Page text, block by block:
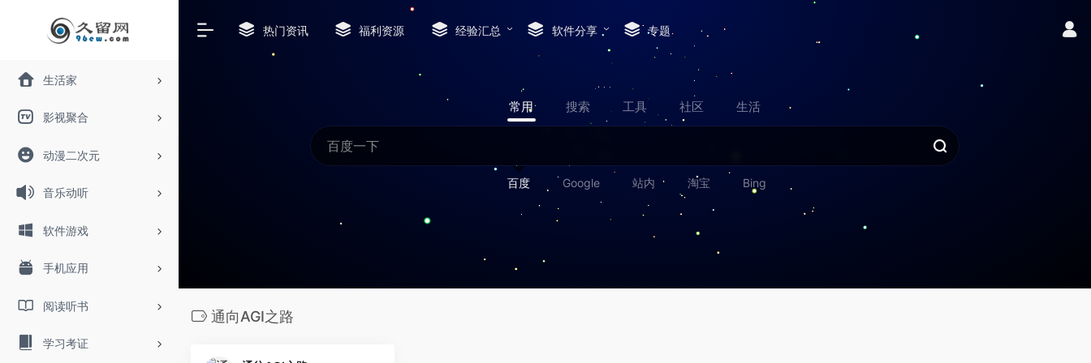
生活家
影视聚合
动漫二次元
音乐动听
软件游戏
手机应用
阅读听书
学习考证
热门资讯 福利资源 经验汇总 软件分享 专题
常用 搜索 工具 社区 生活
百度 Google 站内 淘宝 Bing
通向AGI之路